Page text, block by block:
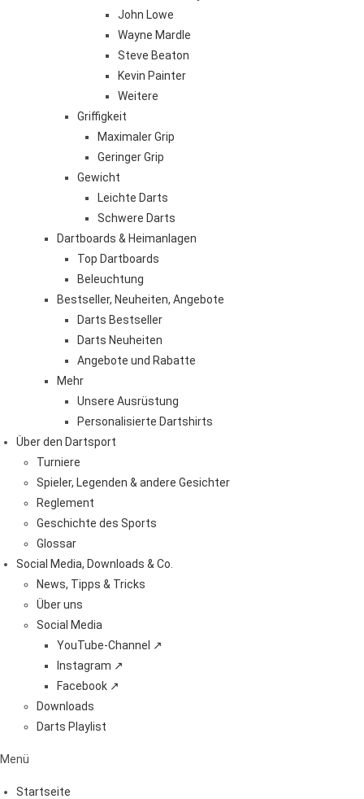
John Lowe
Wayne Mardle
Steve Beaton
Kevin Painter
Weitere
Griffigkeit
Maximaler Grip
Geringer Grip
Gewicht
Leichte Darts
Schwere Darts
Dartboards & Heimanlagen
Top Dartboards
Beleuchtung
Bestseller, Neuheiten, Angebote
Darts Bestseller
Darts Neuheiten
Angebote und Rabatte
Mehr
Unsere Ausrüstung
Personalisierte Dartshirts
Über den Dartsport
Turniere
Spieler, Legenden & andere Gesichter
Reglement
Geschichte des Sports
Glossar
Social Media, Downloads & Co.
News, Tipps & Tricks
Über uns
Social Media
YouTube-Channel ↗
Instagram ↗
Facebook ↗
Downloads
Darts Playlist
Menü
Startseite